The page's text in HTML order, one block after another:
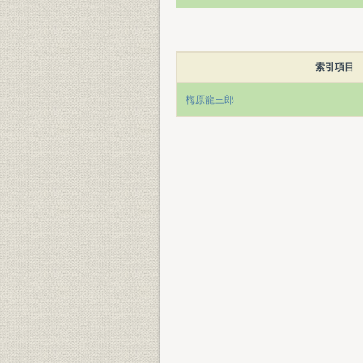
索引項目
梅原龍三郎